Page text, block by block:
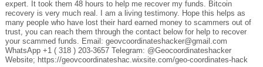
expert. It took them 48 hours to help me recover my funds. Bitcoin
recovery is very much real. I am a living testimony. Hope this helps as
many people who have lost their hard earned money to scammers out of
trust, you can reach them through the contact below for help to recover
your scammed funds. Email: geovcoordinateshacker@gmail.com
WhatsApp +1 ( 318 ) 203-3657 Telegram: @Geocoordinateshacker
Website; https://geovcoordinateshac.wixsite.com/geo-coordinates-hack